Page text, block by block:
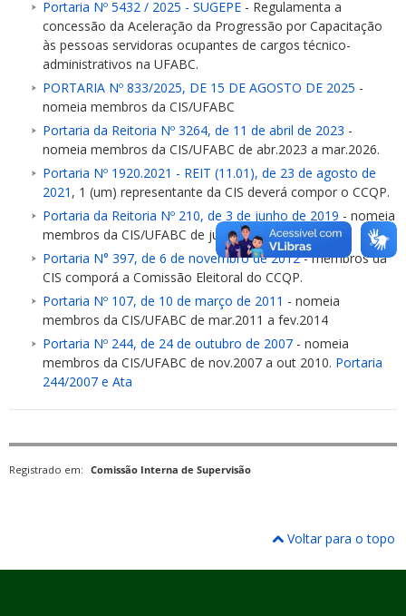
Portaria Nº 5432 / 2025 - SUGEPE - Regulamenta a
concessão da Aceleração da Progressão por Capacitação
às pessoas servidoras ocupantes de cargos técnico-
administrativos na UFABC.
PORTARIA Nº 833/2025, DE 15 DE AGOSTO DE 2025 -
nomeia membros da CIS/UFABC
Portaria da Reitoria Nº 3264, de 11 de abril de 2023 -
nomeia membros da CIS/UFABC de abr.2023 a mar.2026.
Portaria Nº 1920.2021 - REIT (11.01), de 23 de agosto de
2021 , 1 (um) representante da CIS deverá compor o CCQP.
Portaria da Reitoria Nº 210, de 3 de junho de 2019 - nomeia
membros da CIS/UFABC de jun.2019 a mai.2022.
Portaria N° 397, de 6 de novembro de 2012- membros da
CIS comporá a Comissão Eleitoral do CCQP.
Portaria Nº 107, de 10 de março de 2011 - nomeia
membros da CIS/UFABC de mar.2011 a fev.2014
Portaria Nº 244, de 24 de outubro de 2007 - nomeia
membros da CIS/UFABC de nov.2007 a out 2010. Portaria
244/2007 e Ata
Registrado em: Comissão Interna de Supervisão
Voltar para o topo